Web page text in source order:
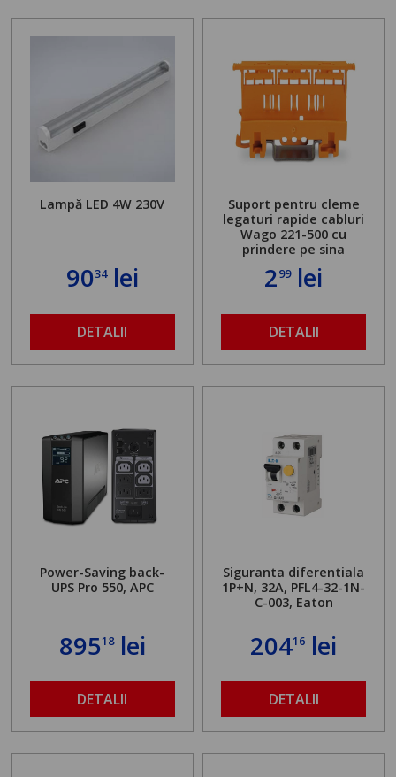
Lampă LED 4W 230V
9034lei
DETALII
Suport pentru cleme
legaturi rapide cabluri
Wago 221-500 cu
prindere pe sina
299lei
DETALII
Power-Saving back-
UPS Pro 550, APC
89518lei
DETALII
Siguranta diferentiala
1P+N, 32A, PFL4-32-1N-
C-003, Eaton
20416 lei
DETALII